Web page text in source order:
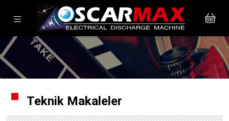
Teknik Makaleler